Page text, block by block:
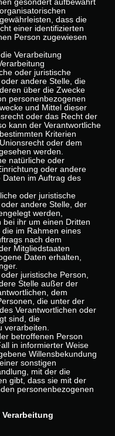
gesondert aufbewahrt
dass die
einer identifizierten
Person zugewiesen
Verarbeitung
oder juristische
andere Stelle, die
über die Zwecke
personenbezogenen
und Mittel dieser
oder das Recht der
kann der Verantwortliche
Kriterien
oder dem
werden.
natürliche oder
oder andere
im Auftrag des
oder juristische
andere Stelle, der
werden,
bei ihr um einen Dritten
im Rahmen eines
nach dem
Mitgliedstaaten
Daten erhalten,
juristische Person,
Stelle außer der
dem
die unter der
Verantwortlichen oder
sind, die
verarbeiten.
betroffenen Person
in informierter Weise
Willensbekundung
sonstigen
mit der die
gibt, dass sie mit der
personenbezogenen